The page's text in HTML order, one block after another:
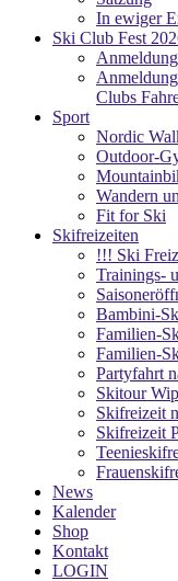
In ewiger
Ski Club Fest
Clubs
Sport
Nordic
Outdoor-
Wandern
Fit for Ski
Skifreizeiten
!!! Ski
Trainings-
Bambini-
Familien-
Familien-
Partyfahrt
Skitour
Skifreizeit
Skifreizeit
News
Kalender
Shop
Kontakt
LOGIN